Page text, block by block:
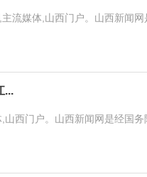
流媒体,山西门户。山西新闻
...
西门户。山西新闻网是经国